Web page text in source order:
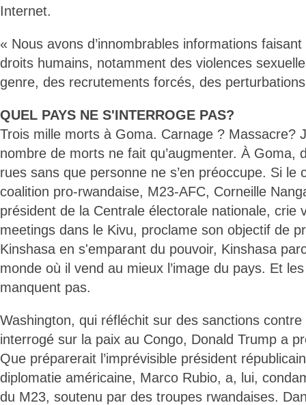
Internet.
« Nous avons d’innombrables informations
droits humains, notamment des violences
genre, des recrutements forcés, des perturbations
QUEL PAYS NE S'INTERROGE PAS?
Trois mille morts à Goma. Carnage ? Massacre?
nombre de morts ne fait qu’augmenter. À Goma,
rues sans que personne ne s’en préoccupe. Si le
coalition pro-rwandaise, M23-AFC, Corneille
président de la Centrale électorale nationale, crie
meetings dans le Kivu, proclame son objectif de
Kinshasa en s'emparant du pouvoir, Kinshasa
monde où il vend au mieux l’image du pays. Et
manquent pas.
Washington, qui réfléchit sur des sanctions
interrogé sur la paix au Congo, Donald Trump a
Que préparerait l’imprévisible président
diplomatie américaine, Marco Rubio, a, lui,
du M23, soutenu par des troupes rwandaises.